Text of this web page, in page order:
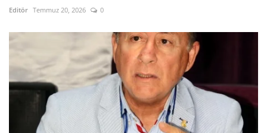
Editör Temmuz 20, 2026 0